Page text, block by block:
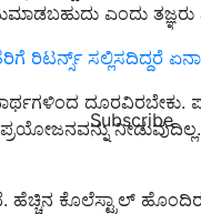
Subscribe
ಎಂದು ತಜ್ಞರು
ರಿಟರ್ನ್ಸ್‌ ಸಲ್ಲಿಸದಿದ್ದರೆ
ದೂರವಿರಬೇಕು.
ನೀಡುವುದಿಲ್ಲ.
ಹೆಚ್ಚಿನ ಕೊಲೆಸ್ಟ್ರಾಲ್